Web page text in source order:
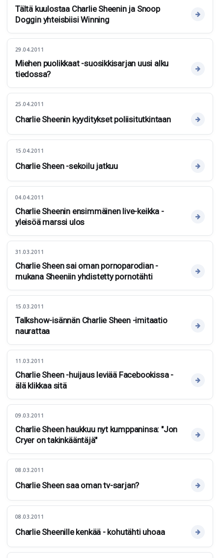
Tältä kuulostaa Charlie Sheenin ja Snoop
Doggin yhteisbiisi Winning
29.04.2011
Miehen puolikkaat -suosikkisarjan uusi alku
tiedossa?
25.04.2011
Charlie Sheenin kyyditykset poliisitutkintaan
15.04.2011
Charlie Sheen -sekoilu jatkuu
04.04.2011
Charlie Sheenin ensimmäinen live-keikka -
yleisöä marssi ulos
31.03.2011
Charlie Sheen sai oman pornoparodian -
mukana Sheeniin yhdistetty pornotähti
15.03.2011
Talkshow-isännän Charlie Sheen -imitaatio
naurattaa
11.03.2011
Charlie Sheen -huijaus leviää Facebookissa -
älä klikkaa sitä
09.03.2011
Charlie Sheen haukkuu nyt kumppaninsa: "Jon
Cryer on takinkääntäjä"
08.03.2011
Charlie Sheen saa oman tv-sarjan?
08.03.2011
Charlie Sheenille kenkää - kohutähti uhoaa